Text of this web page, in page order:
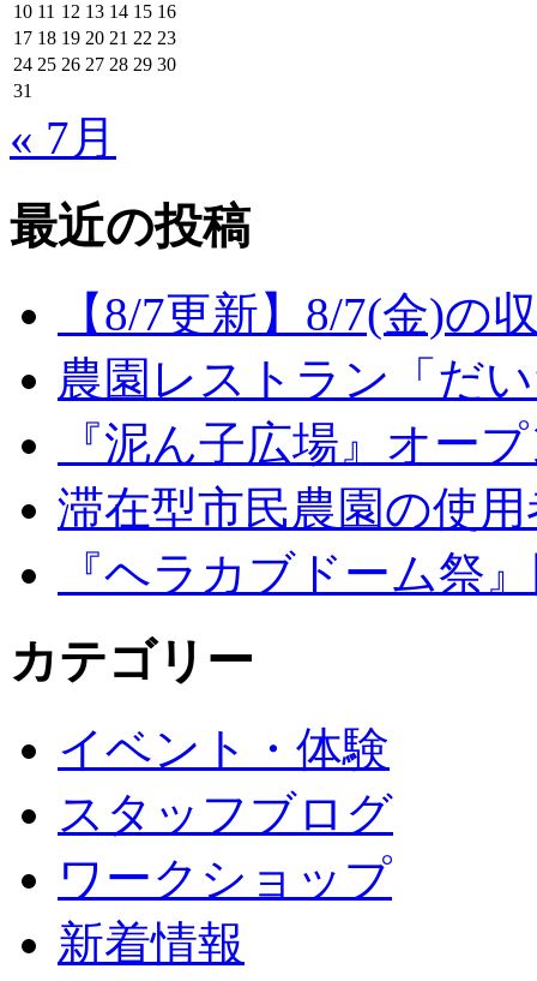
10 11 12 13 14 15 16
17 18 19 20 21 22 23
24 25 26 27 28 29 30
31
« 7月
最近の投稿
【8/7更新】8/7(金)の
農園レストラン「だ
『泥ん子広場』オー
滞在型市民農園の使
『ヘラカブドーム祭
カテゴリー
イベント・体験
スタッフブログ
ワークショップ
新着情報